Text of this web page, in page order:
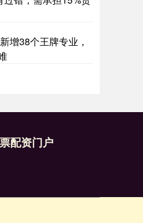
增38个王牌专业，
配资门户